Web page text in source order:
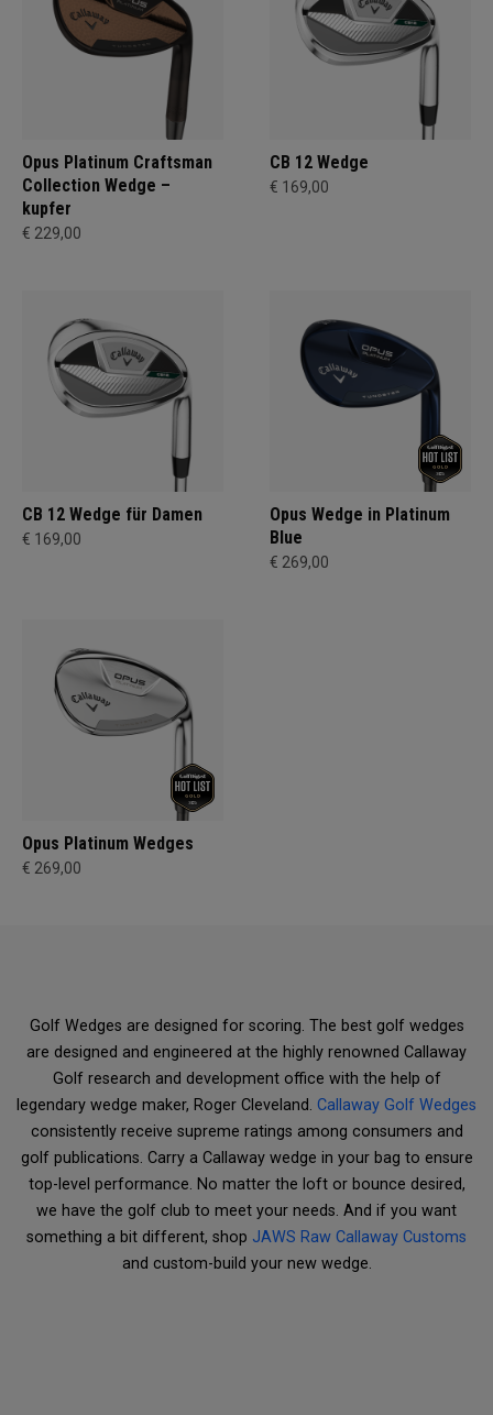
Opus Platinum Craftsman
Collection Wedge –
kupfer
€ 229,00
CB 12 Wedge
€ 169,00
CB 12 Wedge für Damen
€ 169,00
Opus Wedge in Platinum
Blue
€ 269,00
Opus Platinum Wedges
€ 269,00
Golf Wedges are designed for scoring. The best golf wedges
are designed and engineered at the highly renowned Callaway
Golf research and development office with the help of
legendary wedge maker, Roger Cleveland. Callaway Golf Wedges
consistently receive supreme ratings among consumers and
golf publications. Carry a Callaway wedge in your bag to ensure
top-level performance. No matter the loft or bounce desired,
we have the golf club to meet your needs. And if you want
something a bit different, shop JAWS Raw Callaway Customs
and custom-build your new wedge.